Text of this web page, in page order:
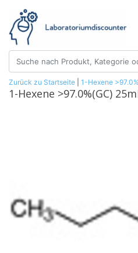
Zurück zu Startseite 1-Hexene
1-Hexene >97.0%(GC)